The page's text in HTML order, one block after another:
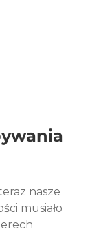
nasze
musiało